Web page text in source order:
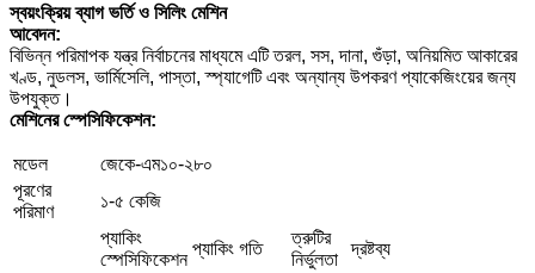
স্বয়ংক্রিয় ব্যাগ ভর্তি ও সিলিং মেশিন
আবেদন:
বিভিন্ন পরিমাপক যন্ত্র নির্বাচনের মাধ্যমে এটি তরল, সস, দানা, গুঁড়া, অনিয়মিত আকারের
খণ্ড, নুডলস, ভার্মিসেলি, পাস্তা, স্প্যাগেটি এবং অন্যান্য উপকরণ প্যাকেজিংয়ের জন্য
উপযুক্ত।
মেশিনের স্পেসিফিকেশন:
মডেল
জেকে-এম১০-২৮০
পূরণের
পরিমাণ
১-৫ কেজি
প্যাকিং
স্পেসিফিকেশন
প্যাকিং গতি
ত্রুটির
নির্ভুলতা
দ্রষ্টব্য